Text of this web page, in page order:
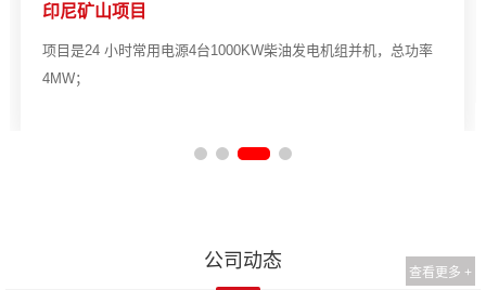
印尼矿山项目
项目是24 小时常用电源4台1000KW柴油发电机组并机，总功率
4MW；
公司动态
查看更多 +